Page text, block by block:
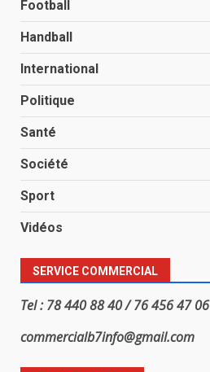
Football
Handball
International
Politique
Santé
Société
Sport
Vidéos
SERVICE COMMERCIAL
Tel : 78 440 88 40 / 76 456 47 06
commercialb7info@gmail.com